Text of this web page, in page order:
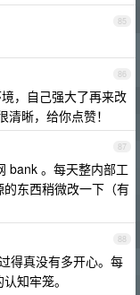
85
86
，自己强大了再来改
晰，给你点赞！
87
bank 。每天整内部工
东西稍微改一下（有
88
得真没有多开心。每
知牢笼。